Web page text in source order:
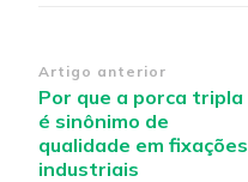
Navegação
de
post
Artigo anterior
Por que a porca tripla
é sinônimo de
qualidade em fixações
industriais